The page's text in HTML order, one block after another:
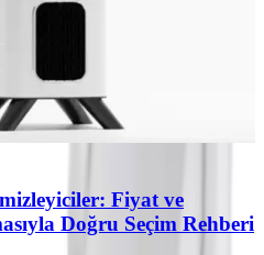
Fiyat ve
Doğru Seçim Rehberi